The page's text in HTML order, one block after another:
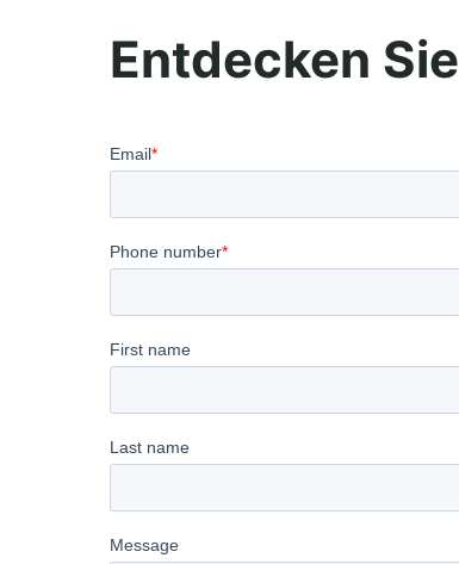
Entdecken